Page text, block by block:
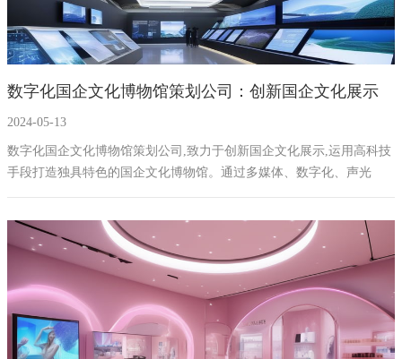
数字化国企文化博物馆策划公司：创新国企文化展示
2024-05-13
数字化国企文化博物馆策划公司,致力于创新国企文化展示,运用高科技
手段打造独具特色的国企文化博物馆。通过多媒体、数字化、声光
电、互动、AI等设备,将国企文化与现代科技完美融合,展现国企文化的